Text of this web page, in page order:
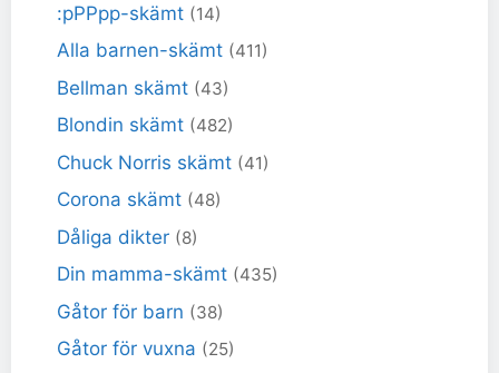
:pPPpp-skämt (14)
Alla barnen-skämt (411)
Bellman skämt (43)
Blondin skämt (482)
Chuck Norris skämt (41)
Corona skämt (48)
Dåliga dikter (8)
Din mamma-skämt (435)
Gåtor för barn (38)
Gåtor för vuxna (25)